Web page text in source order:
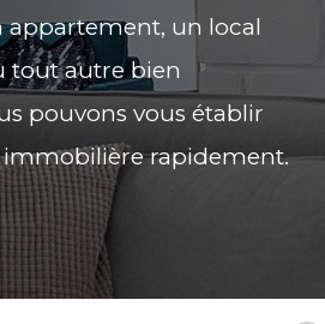
appartement, un local
tout autre bien
pouvons vous établir
rapidement.